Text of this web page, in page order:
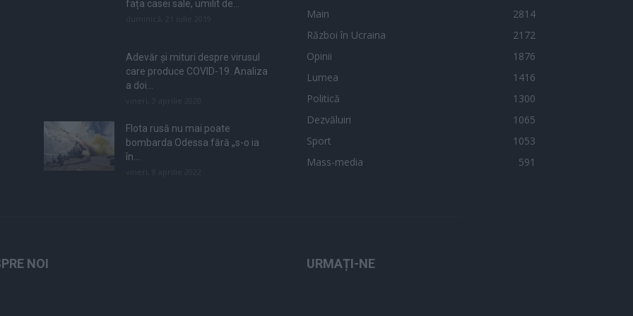
fața casei sale, umilit de...
Adevăr și mituri despre virusul
care produce COVID-19. Analiza
a doi...
Flota rusă nu mai poate
bombarda Odessa fără „s-o ia
în...
Main
2814
Război în Ucraina
2172
Opinii
1876
Lumea
1416
Politică
1300
Dezvăluiri
1065
Sport
1053
Mass-media
591
NOI URMAȚI-NE